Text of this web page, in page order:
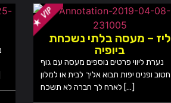
ליז – מעסה בלתי נשכחת
ביופיה
נערת ליווי פרטים נוספים מעסה עם גוף
חטוב ופנים יפות תבוא אליך לבית או למלון
לארח לך חברה לא תשכח […]